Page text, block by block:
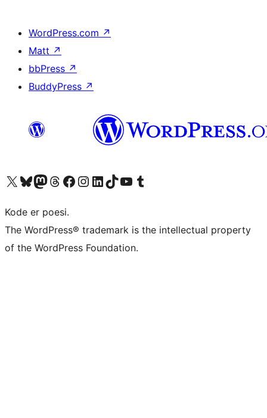
WordPress.com ↗
Matt ↗
bbPress ↗
BuddyPress ↗
Besøk vår konto på X Visit our Bluesky account
Besøk vår Mastodon-konto
Visit our Threads account
Besøk vår Facebook-sideBesøk vår Instagram-konto
Besøk vår LinkedIn-konto
Visit our TikTok account
Visit our YouTube channel
Visit our Tumblr account
Kode er poesi.
The WordPress® trademark is the intellectual property
of the WordPress Foundation.